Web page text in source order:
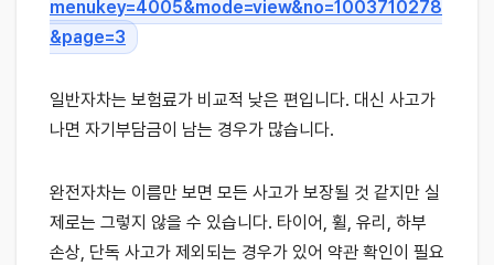
menukey=4005&mode=view&no=1003710278
&page=3
일반자차는 보험료가 비교적 낮은 편입니다. 대신 사고가
나면 자기부담금이 남는 경우가 많습니다.
완전자차는 이름만 보면 모든 사고가 보장될 것 같지만 실
제로는 그렇지 않을 수 있습니다. 타이어, 휠, 유리, 하부
손상, 단독 사고가 제외되는 경우가 있어 약관 확인이 필요